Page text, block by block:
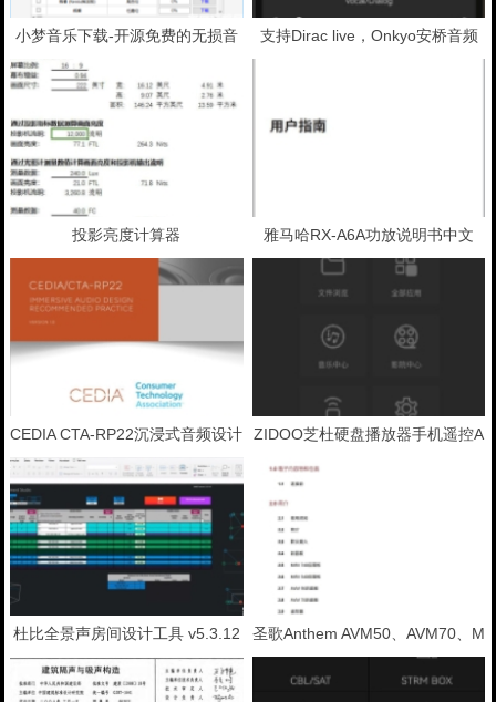
小梦音乐下载-开源免费的无损音
乐下载神器
支持Dirac live，Onkyo安桥音频
投影亮度计算器
雅马哈RX-A6A功放说明书中文
版，免费下载
CEDIA CTA-RP22沉浸式音频设计
规范手册下载
ZIDOO芝杜硬盘播放器手机遥控A
PP（安卓和苹果系统）下载
杜比全景声房间设计工具 v5.3.12
免费下载
圣歌Anthem AVM50、AVM70、M